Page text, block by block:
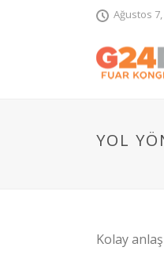
Ağustos
YOL
Kolay